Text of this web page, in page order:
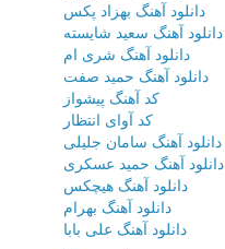
دانلود آهنگ بهزاد پکس
دانلود آهنگ سعید شایسته
دانلود آهنگ شری ام
دانلود آهنگ حمید صفت
کد آهنگ پیشواز
کد آوای انتظار
دانلود آهنگ سامان جلیلی
دانلود آهنگ حمید عسکری
دانلود آهنگ هیچکس
دانلود آهنگ بهرام
دانلود آهنگ علی بابا